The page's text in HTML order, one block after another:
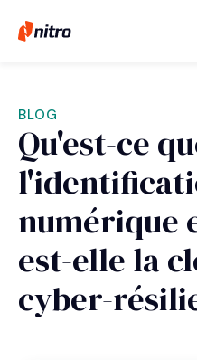
BLOG
Qu'est-ce
numérique
est-elle la
cyber-